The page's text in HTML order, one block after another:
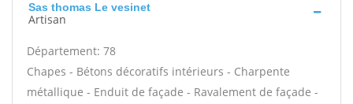
Sas thomas Le vesinet
Artisan
Département: 78
Chapes - Bétons décoratifs intérieurs - Charpente
métallique - Enduit de façade - Ravalement de façade -